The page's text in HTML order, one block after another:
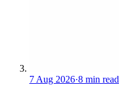
7 Aug 2026·8 min read